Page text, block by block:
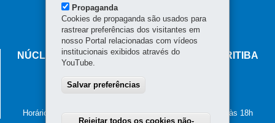
Navegação
principal
NÚCLEO REGIONAL DE EDUCAÇÃO DE CURITIBA
81.670-390-Curitiba
Horário de atendimento: de segunda a sexta-feira, das 8h às 18h
Propaganda
Cookies de propaganda são usados para
rastrear preferências dos visitantes em
nosso Portal relacionadas com vídeos
institucionais exibidos através do
YouTube.
Salvar preferências
Rejeitar todos os cookies não-